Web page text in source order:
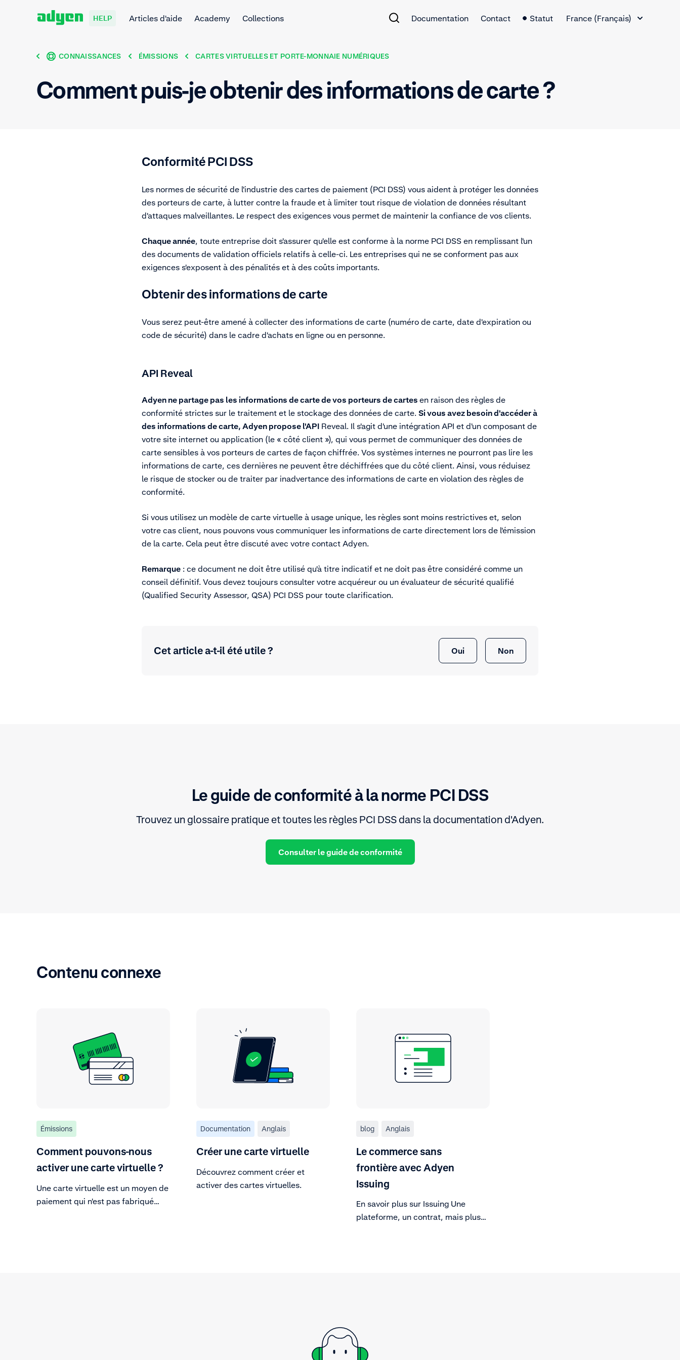
HELP Articles d'aide Academy Collections Documentation Contact Statut
France (Français)
CONNAISSANCES ÉMISSIONS CARTES VIRTUELLES ET PORTE-MONNAIE NUMÉRIQUES
Comment puis-je obtenir des informations de carte ?
Conformité PCI DSS
Les normes de sécurité de l'industrie des cartes de paiement (PCI DSS) vous aident à protéger les données
des porteurs de carte, à lutter contre la fraude et à limiter tout risque de violation de données résultant
d'attaques malveillantes. Le respect des exigences vous permet de maintenir la confiance de vos clients.
Chaque année, toute entreprise doit s'assurer qu'elle est conforme à la norme PCI DSS en remplissant l'un
des documents de validation officiels relatifs à celle-ci. Les entreprises qui ne se conforment pas aux
exigences s'exposent à des pénalités et à des coûts importants.
Obtenir des informations de carte
Vous serez peut-être amené à collecter des informations de carte (numéro de carte, date d'expiration ou
code de sécurité) dans le cadre d'achats en ligne ou en personne.
API Reveal
Adyen ne partage pas les informations de carte de vos porteurs de cartes en raison des règles de
conformité strictes sur le traitement et le stockage des données de carte. Si vous avez besoin d'accéder à
des informations de carte, Adyen propose l'API Reveal. Il s'agit d'une intégration API et d'un composant de
votre site internet ou application (le « côté client »), qui vous permet de communiquer des données de
carte sensibles à vos porteurs de cartes de façon chiffrée. Vos systèmes internes ne pourront pas lire les
informations de carte, ces dernières ne peuvent être déchiffrées que du côté client. Ainsi, vous réduisez
le risque de stocker ou de traiter par inadvertance des informations de carte en violation des règles de
conformité.
Si vous utilisez un modèle de carte virtuelle à usage unique, les règles sont moins restrictives et, selon
votre cas client, nous pouvons vous communiquer les informations de carte directement lors de l'émission
de la carte. Cela peut être discuté avec votre contact Adyen.
Remarque : ce document ne doit être utilisé qu'à titre indicatif et ne doit pas être considéré comme un
conseil définitif. Vous devez toujours consulter votre acquéreur ou un évaluateur de sécurité qualifié
(Qualified Security Assessor, QSA) PCI DSS pour toute clarification.
Cet article a-t-il été utile ? Oui Non
Le guide de conformité à la norme PCI DSS
Trouvez un glossaire pratique et toutes les règles PCI DSS dans la documentation d'Adyen.
Consulter le guide de conformité
Contenu connexe
Émissions
Comment pouvons-nous
activer une carte virtuelle ?
Une carte virtuelle est un moyen de
paiement qui n'est pas fabriqué
Documentation Anglais
Créer une carte virtuelle
Découvrez comment créer et
activer des cartes virtuelles.
blog Anglais
Le commerce sans
frontière avec Adyen
Issuing
En savoir plus sur Issuing Une
plateforme, un contrat, mais plus